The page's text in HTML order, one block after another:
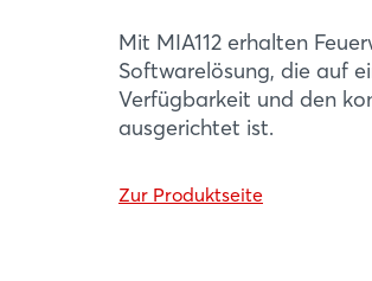
Mit MIA112 erhalten
Softwarelösung, die auf
Verfügbarkeit und den
ausgerichtet ist.
Zur Produktseite